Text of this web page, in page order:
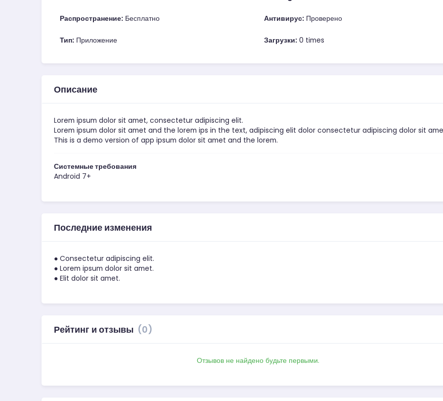
Распространение: Бесплатно
Тип: Приложение
Антивирус: Проверено
Загрузки: 0 times
Описание
Lorem ipsum dolor sit amet, consectetur adipiscing elit.
Lorem ipsum dolor sit amet and the lorem ips in the text, adipiscing elit dolor consectetur adipiscing dolor sit
This is a demo version of app ipsum dolor sit amet and the lorem.
Системные требования
Android 7+
Последние изменения
● Consectetur adipiscing elit.
● Lorem ipsum dolor sit amet.
● Elit dolor sit amet.
Рейтинг и отзывы (0)
Отзывов не найдено будьте первыми.